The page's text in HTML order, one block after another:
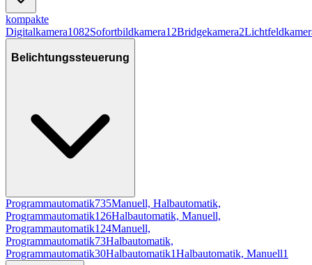
kompakte
Digitalkamera1082Sofortbildkamera12Bridgekamera2
Belichtungssteuerung
Programmautomatik735Manuell, Halbautomatik,
Programmautomatik126Halbautomatik, Manuell,
Programmautomatik124Manuell,
Programmautomatik73Halbautomatik,
Programmautomatik30Halbautomatik1Halbautomatik, Manuell1